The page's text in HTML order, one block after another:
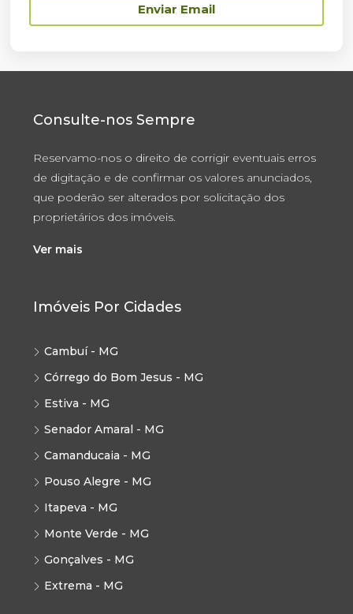
Enviar Email
Consulte-nos Sempre
Reservamo-nos o direito de corrigir eventuais erros
de digitação e de confirmar os valores anunciados,
que poderão ser alterados por solicitação dos
proprietários dos imóveis.
Ver mais
Imóveis Por Cidades
Cambuí - MG
Córrego do Bom Jesus - MG
Estiva - MG
Senador Amaral - MG
Camanducaia - MG
Pouso Alegre - MG
Itapeva - MG
Monte Verde - MG
Gonçalves - MG
Extrema - MG